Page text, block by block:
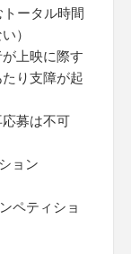
トータル時間
）
上映に際す
り支障が起
募は不可
ョン
ペティショ